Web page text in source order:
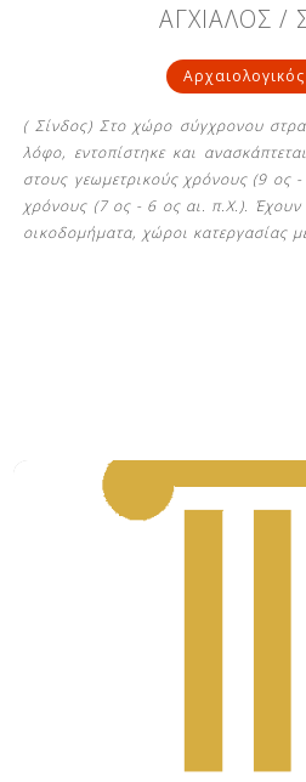
ΑΓΧΙΑΛΟΣ /
( Σίνδος) Στο χώρο σύγχρονου
λόφο, εντοπίστηκε και
στους γεωμετρικούς χρόνους (9 ος
χρόνους (7 ος - 6 ος αι. π.Χ.). Έχουν
οικοδομήματα, χώροι κατεργασίας